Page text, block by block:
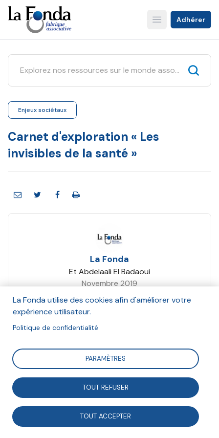
Aller
au
contenu
principal
Open main menu
Adhérer
Enjeux sociétaux
Carnet d'exploration « Les
invisibles de la santé »
La Fonda
Et Abdelaali El Badaoui
Novembre 2019
Synthèse des travaux collectifs et exploratoires
menés de janvier à juin 2019 dans le cadre des ateliers
de son programme Faire ensemble 2030, sur la
thématique des inégalités d'accès à la santé.
La Fonda utilise des cookies afin d'améliorer votre
expérience utilisateur.
Politique de confidentialité
PARAMÈTRES
TOUT REFUSER
TOUT ACCEPTER